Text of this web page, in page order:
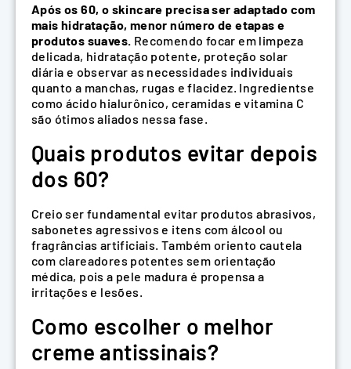
Após os 60, o skincare precisa ser adaptado com
mais hidratação, menor número de etapas e
produtos suaves. Recomendo focar em limpeza
delicada, hidratação potente, proteção solar
diária e observar as necessidades individuais
quanto a manchas, rugas e flacidez. Ingredientse
como ácido hialurônico, ceramidas e vitamina C
são ótimos aliados nessa fase.
Quais produtos evitar depois
dos 60?
Creio ser fundamental evitar produtos abrasivos,
sabonetes agressivos e itens com álcool ou
fragrâncias artificiais. Também oriento cautela
com clareadores potentes sem orientação
médica, pois a pele madura é propensa a
irritações e lesões.
Como escolher o melhor
creme antissinais?